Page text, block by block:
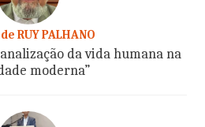
RUY PALHANO
da vida humana na
moderna”